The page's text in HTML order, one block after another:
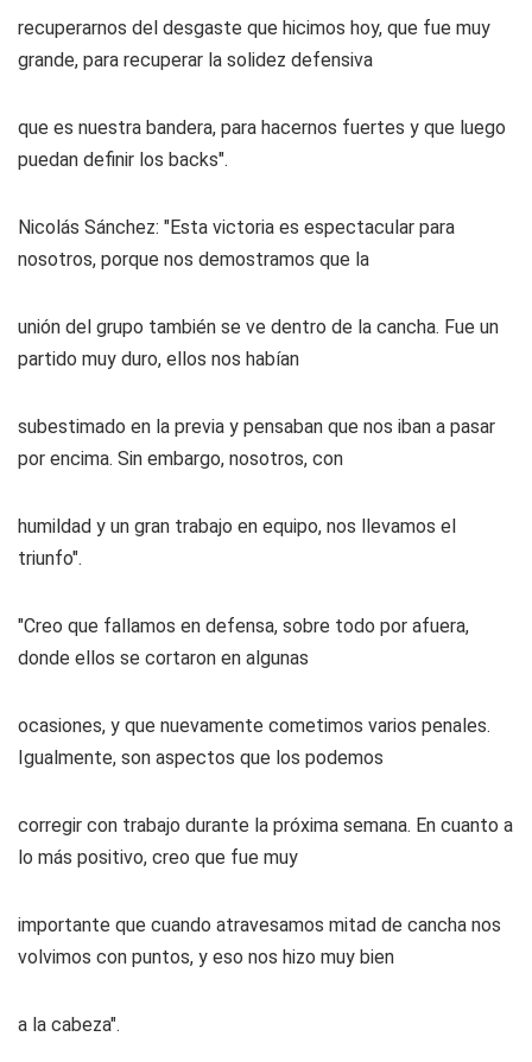
recuperarnos del desgaste que hicimos hoy, que fue muy
grande, para recuperar la solidez defensiva
que es nuestra bandera, para hacernos fuertes y que luego
puedan definir los backs".
Nicolás Sánchez: "Esta victoria es espectacular para
nosotros, porque nos demostramos que la
unión del grupo también se ve dentro de la cancha. Fue un
partido muy duro, ellos nos habían
subestimado en la previa y pensaban que nos iban a pasar
por encima. Sin embargo, nosotros, con
humildad y un gran trabajo en equipo, nos llevamos el
triunfo".
"Creo que fallamos en defensa, sobre todo por afuera,
donde ellos se cortaron en algunas
ocasiones, y que nuevamente cometimos varios penales.
Igualmente, son aspectos que los podemos
corregir con trabajo durante la próxima semana. En cuanto a
lo más positivo, creo que fue muy
importante que cuando atravesamos mitad de cancha nos
volvimos con puntos, y eso nos hizo muy bien
a la cabeza".